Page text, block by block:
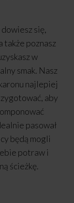
się,
także poznasz
w
smak. Nasz
najlepiej
aby
pasował
będą mogli
potraw i
ścieżkę.